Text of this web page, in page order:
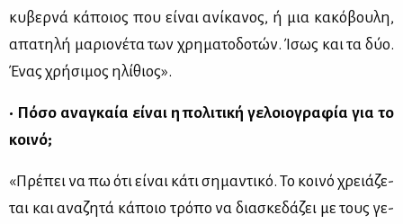
κυ­βερ­νά κά­ποιος που εί­ναι ανί­κα­νος, ή μια κα­κό­βου­λη,
απα­τη­λή μα­ριο­νέ­τα των χρη­μα­το­δο­τών. Ίσως και τα δύο.
Ένας χρή­σι­μος ηλί­θιος».
• Πό­σο ανα­γκαία εί­ναι η πο­λι­τι­κή γε­λοιο­γρα­φία για το
κοι­νό;
«Πρέ­πει να πω ότι εί­ναι κά­τι ση­μα­ντι­κό. Το κοι­νό χρειά­ζε­
ται και ανα­ζη­τά κά­ποιο τρό­πο να δια­σκε­δά­ζει με τους γε­